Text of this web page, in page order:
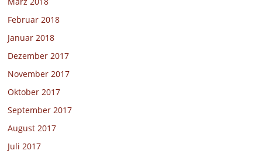
Februar 2018
Januar 2018
Dezember 2017
November 2017
Oktober 2017
September 2017
August 2017
Juli 2017